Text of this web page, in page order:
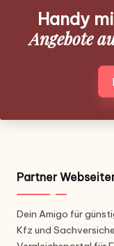
Handy
Angebote
Partner
Dein Amigo für
Kfz und